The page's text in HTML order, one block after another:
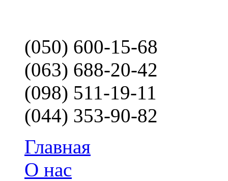
(050) 600-15-68
(063) 688-20-42
(098) 511-19-11
(044) 353-90-82
Главная
О нас